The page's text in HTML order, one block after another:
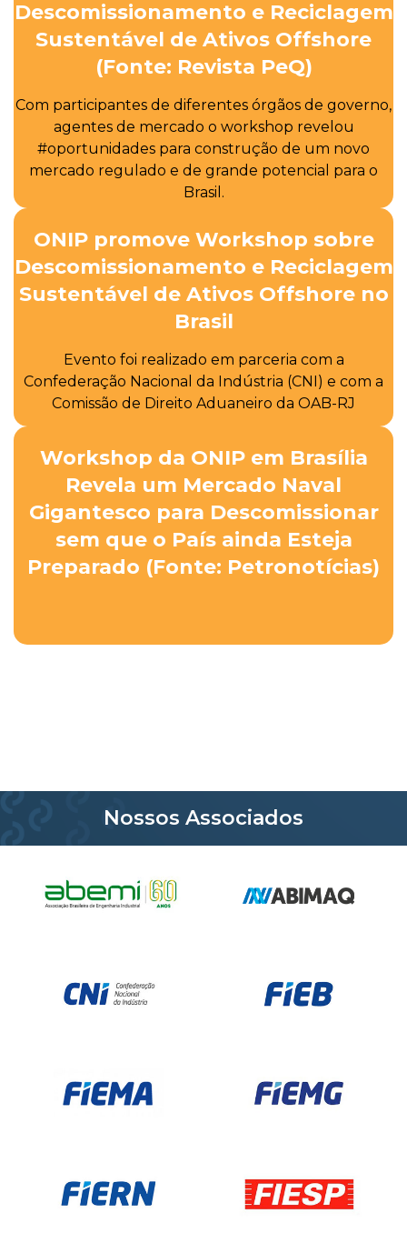
Descomissionamento e Reciclagem
Sustentável de Ativos Offshore
(Fonte: Revista PeQ)
Com participantes de diferentes órgãos de governo,
agentes de mercado o workshop revelou
#oportunidades para construção de um novo
mercado regulado e de grande potencial para o
Brasil.
ONIP promove Workshop sobre
Descomissionamento e Reciclagem
Sustentável de Ativos Offshore no
Brasil
Evento foi realizado em parceria com a
Confederação Nacional da Indústria (CNI) e com a
Comissão de Direito Aduaneiro da OAB-RJ
Workshop da ONIP em Brasília
Revela um Mercado Naval
Gigantesco para Descomissionar
sem que o País ainda Esteja
Preparado (Fonte: Petronotícias)
Nossos Associados